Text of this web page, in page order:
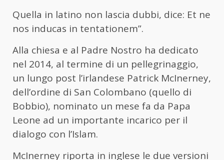
Quella in latino non lascia dubbi, dice: Et ne
nos inducas in tentationem”.
Alla chiesa e al Padre Nostro ha dedicato
nel 2014, al termine di un pellegrinaggio,
un lungo post l’irlandese Patrick McInerney,
dell’ordine di San Colombano (quello di
Bobbio), nominato un mese fa da Papa
Leone ad un importante incarico per il
dialogo con l’Islam.
McInerney riporta in inglese le due versioni